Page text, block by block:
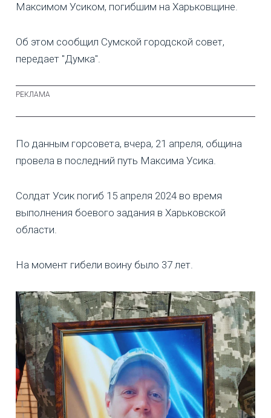
Максимом Усиком, погибшим на Харьковщине.
Об этом сообщил Сумской городской совет,
передает "Думка".
По данным горсовета, вчера, 21 апреля, община
провела в последний путь Максима Усика.
Солдат Усик погиб 15 апреля 2024 во время
выполнения боевого задания в Харьковской
области.
На момент гибели воину было 37 лет.